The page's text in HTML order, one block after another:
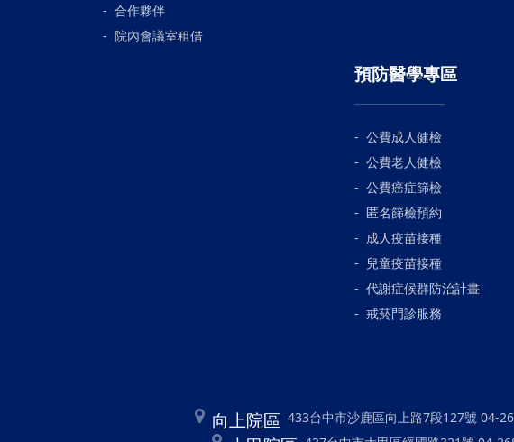
合作夥伴
院內會議室租借
預防醫學專區
公費成人健檢
公費老人健檢
公費癌症篩檢
匿名篩檢預約
成人疫苗接種
兒童疫苗接種
代謝症候群防治計畫
戒菸門診服務
向上院區 433台中市沙鹿區向上路7段127號 04-